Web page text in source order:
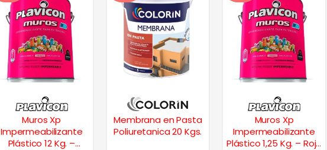
Muros Xp
Impermeabilizante
Plástico 12 Kg. –
Membrana en Pasta
Poliuretanica 20 Kgs.
Muros Xp
Impermeabilizante
Plástico 1,25 Kg. – Rojo